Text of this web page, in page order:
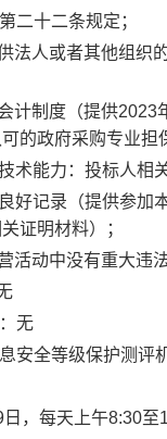
二十二条规定；
法人或者其他组织
计制度（提供
的政府采购专业
术能力：投标人相
好记录（提供参
证明材料）；
活动中没有重大违
无
安全等级保护测评
，每天上午8:30